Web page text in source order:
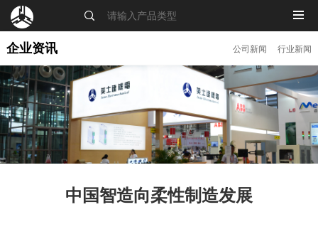
MENU
企业资讯 公司新闻 行业新闻
中国智造向柔性制造发展